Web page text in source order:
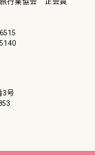
行業協会 正会員
3号